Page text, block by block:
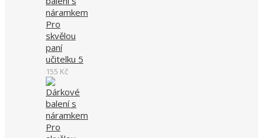
náramkem
Pro
skvělou
paní
učitelku 5
155 Kč